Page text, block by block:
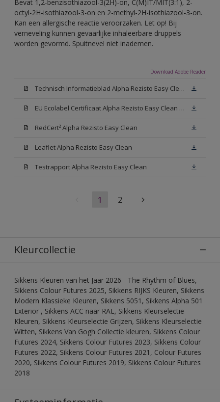
Bevat 1,2-benzisothiazool-3(2H)-on, C(M)IT/MIT(3:1), 2-
octyl-2H-isothiazool-3-on en 2-methyl-2H-isothiazool-3-on.
Kan een allergische reactie veroorzaken. Let op! Bij
verneveling kunnen gevaarlijke inhaleerbare druppels
worden gevormd. Spuitnevel niet inademen.
Download Adobe Reader
Technisch Informatieblad Alpha Rezisto Easy Clean (PDF)
EU Ecolabel Certificaat Alpha Rezisto Easy Clean Mat
RedCert² Alpha Rezisto Easy Clean
Leaflet Alpha Rezisto Easy Clean
Testrapport Alpha Rezisto Easy Clean
1 2
Kleurcollectie
Sikkens Kleuren van het Jaar 2026 - The Rhythm of Blues,
Sikkens Colour Futures 2025, Sikkens RIJKS Kleuren, Sikkens
Modern Klassieke Kleuren, Sikkens 5051, Sikkens Alpha 501
Exterior , Sikkens ACC naar RAL, Sikkens Kleurselectie
Kleuren, Sikkens Kleurselectie Grijzen, Sikkens Kleurselectie
Witten, Sikkens Van Gogh Collectie kleuren, Sikkens Colour
Futures 2024, Sikkens Colour Futures 2023, Sikkens Colour
Futures 2022, Sikkens Colour Futures 2021, Colour Futures
2020, Sikkens Colour Futures 2019, Sikkens Colour Futures
2018